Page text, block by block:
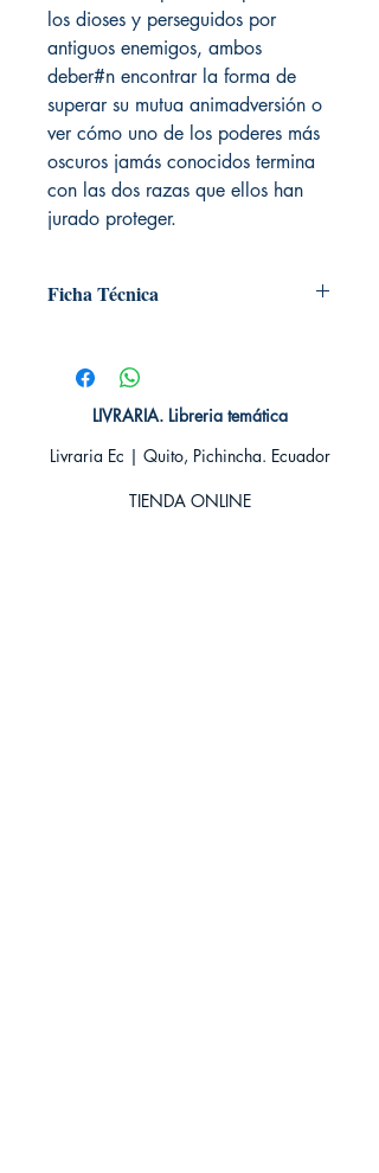
los dioses y perseguidos por
antiguos enemigos, ambos
deber#n encontrar la forma de
superar su mutua animadversión o
ver cómo uno de los poderes más
oscuros jamás conocidos termina
con las dos razas que ellos han
jurado proteger.
Ficha Técnica
Editorial: DEBOLSILLO
Idioma: Castellano
Encuadernación: Blanda
Categoría: Novela Romántica -
Tamaño: Grande
LIVRARIA. Libreria temática
Livraria Ec | Quito, Pichincha. Ecuador
TIENDA ONLINE​